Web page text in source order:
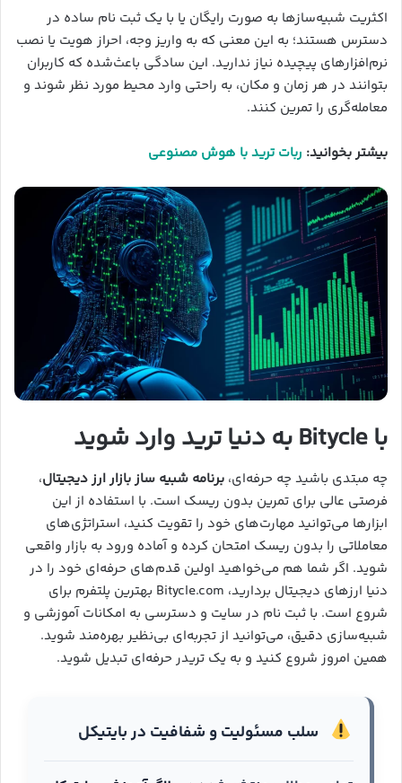
اکثریت شبیه‌سازها به صورت رایگان یا با یک ثبت نام ساده در
دسترس هستند؛ به این معنی که به واریز وجه، احراز هویت یا نصب
نرم‌افزارهای پیچیده نیاز ندارید. این سادگی باعث‌شده که کاربران
بتوانند در هر زمان و مکان، به راحتی وارد محیط مورد نظر شوند و
معامله‌گری را تمرین کنند.
بیشتر بخوانید: ربات ترید با هوش مصنوعی
باBitycleبه دنیا ترید وارد شوید
چه مبتدی باشید چه حرفه‌ای، برنامه شبیه ساز بازار ارز دیجیتال،
فرصتی عالی برای تمرین بدون ریسک است. با استفاده از این
ابزارها می‌توانید مهارت‌های خود را تقویت کنید، استراتژی‌های
معاملاتی را بدون ریسک امتحان کرده و آماده ورود به بازار واقعی
شوید. اگر شما هم می‌خواهید اولین قدم‌های حرفه‌ای خود را در
دنیا ارزهای دیجیتال بردارید، Bitycle.com بهترین پلتفرم برای
شروع است. با ثبت نام در سایت و دسترسی به امکانات آموزشی و
شبیه‌سازی دقیق، می‌توانید از تجربه‌ای بی‌نظیر بهره‌مند شوید.
همین امروز شروع کنید و به یک تریدر حرفه‌ای تبدیل شوید.
سلب مسئولیت و شفافیت در بایتیکل